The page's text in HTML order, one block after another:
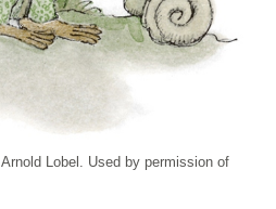
Lobel. Used by permission of